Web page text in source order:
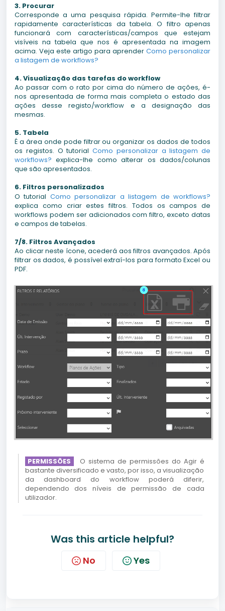
3. Procurar
Corresponde a uma pesquisa rápida. Permite-lhe filtrar
rapidamente características da tabela. O filtro apenas
funcionará com características/campos que estejam
visíveis na tabela que nos é apresentada na imagem
acima. Veja este artigo para aprender Como personalizar
a listagem de workflows?
4. Visualização das tarefas do workflow
Ao passar com o rato por cima do número de ações, é-
nos apresentada de forma mais completa o estado das
ações desse registo/workflow e a designação das
mesmas.
5. Tabela
É a área onde pode filtrar ou organizar os dados de todos
os registos. O tutorial Como personalizar a listagem de
workflows? explica-lhe como alterar os dados/colunas
que são apresentados.
6. Filtros personalizados
O tutorial Como personalizar a listagem de workflows?
explica como criar estes filtros. Todos os campos de
workflows podem ser adicionados com filtro, exceto datas
e campos de tabelas.
7/8. Filtros Avançados
Ao clicar neste ícone, acederá aos filtros avançados. Após
filtrar os dados, é possível extraí-los para formato Excel ou
PDF.
PERMISSÕES
O sistema de permissões do Agir é
bastante diversificado e vasto, por isso, a visualização
da dashboard do workflow poderá diferir,
dependendo dos níveis de permissão de cada
utilizador.
Was this article helpful?
No Yes